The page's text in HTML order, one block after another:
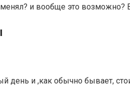
менял? и вообще это
и ,как обычно бывает,